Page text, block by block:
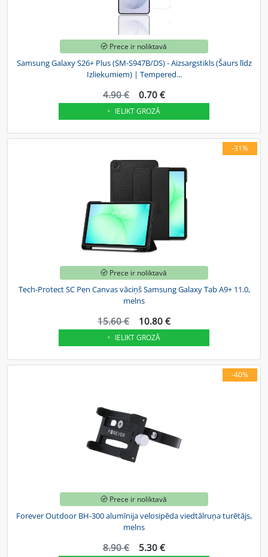
Prece ir noliktavā
Samsung Galaxy S26+ Plus (SM-S947B/DS) - Aizsargstikls (Šaurs līdz
Izliekumiem) | Tempered...
4.90 € 0.70 €
IELIKT GROZĀ
-31%
Prece ir noliktavā
Tech-Protect SC Pen Canvas vāciņš Samsung Galaxy Tab A9+ 11.0,
melns
15.60 € 10.80 €
IELIKT GROZĀ
-40%
Prece ir noliktavā
Forever Outdoor BH-300 alumīnija velosipēda viedtālruņa turētājs,
melns
8.90 € 5.30 €